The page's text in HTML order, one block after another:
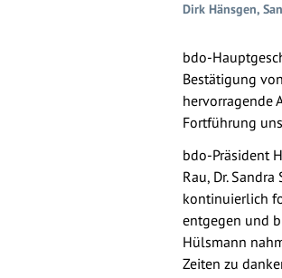
Dirk Hänsgen,
bdo-
Bestätigung
hervorragende
Fortführung
bdo-Präsident
Rau, Dr.
kontinuierlich
entgegen und
Hülsmann
Zeiten zu